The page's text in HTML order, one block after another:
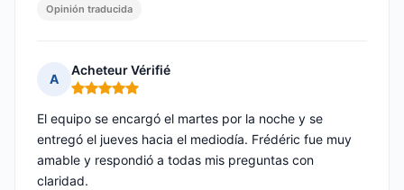
Opinión traducida
A
Acheteur Vérifié
Nota: 5 de 5
El equipo se encargó el martes por la noche y se
entregó el jueves hacia el mediodía. Frédéric fue muy
amable y respondió a todas mis preguntas con
claridad.